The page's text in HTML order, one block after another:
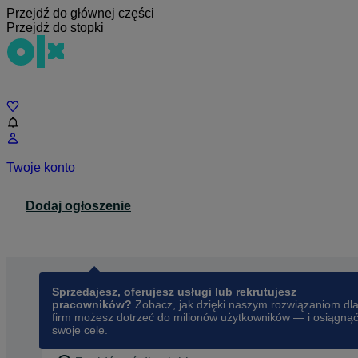
Przejdź do głównej części
Przejdź do stopki
Twoje konto
Dodaj ogłoszenie
Sprzedajesz, oferujesz usługi lub rekrutujesz
pracowników? Zobacz, jak dzięki naszym rozwiązaniom dla
firm możesz dotrzeć do milionów użytkowników — i osiągnąć
swoje cele.